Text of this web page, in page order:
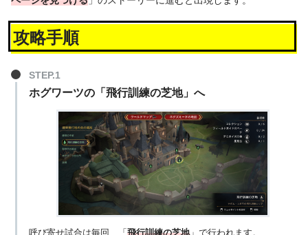
攻略手順
ホグワーツの「飛行訓練の芝地」へ
呼び寄せ試合は毎回、「飛行訓練の芝地」で行われます。